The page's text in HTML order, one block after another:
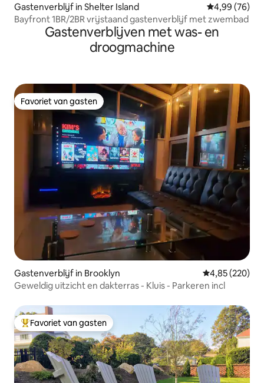
Gastenverblijf in Shelter Island Gemiddelde
4,99 (76)
Bayfront 1BR/2BR vrijstaand gastenverblijf met zwembad
Gastenverblijven met was- en
droogmachine
Favoriet van gasten
Favoriet van gasten
Gastenverblijf in Brooklyn Gemiddelde
4,85 (220)
Geweldig uitzicht en dakterras - Kluis - Parkeren incl
Topfavoriet van gasten
Favoriet van gasten